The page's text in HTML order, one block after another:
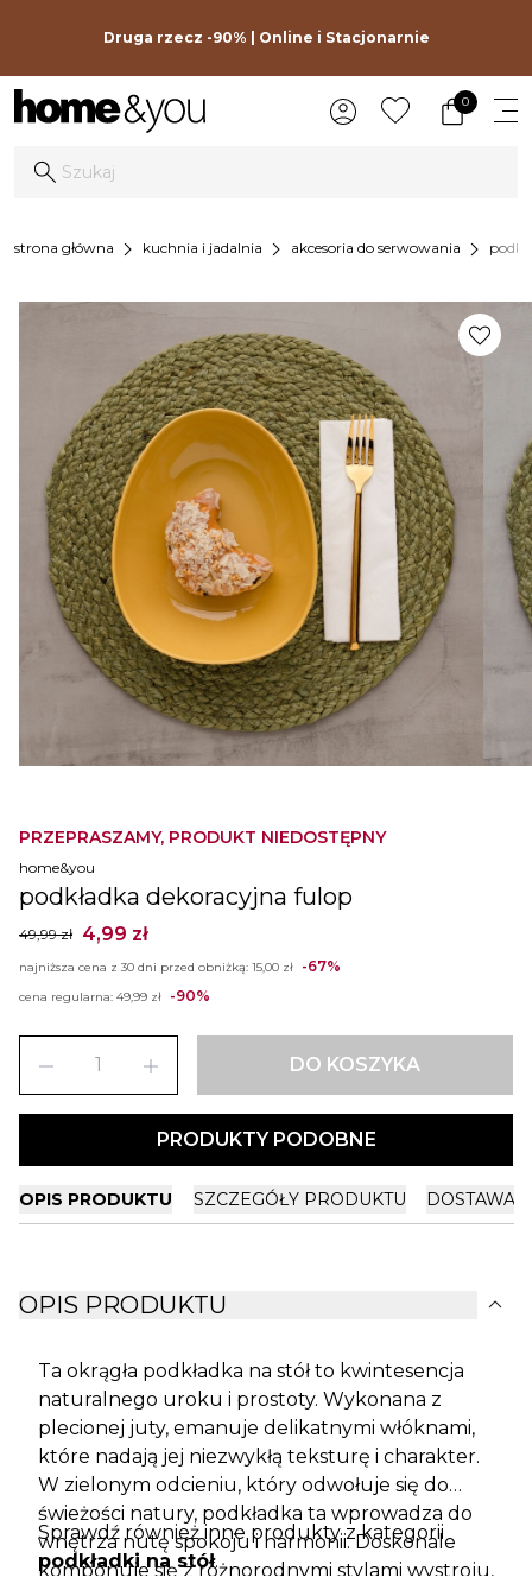
Druga rzecz -90% | Online i Stacjonarnie
0
strona główna chevron_right kuchnia i jadalnia chevron_right akcesoria do serwowania chevron_right
PRZEPRASZAMY, PRODUKT NIEDOSTĘPNY
home&you
podkładka dekoracyjna fulop
49,99 zł 4,99 zł
najniższa cena z 30 dni przed obniżką: 15,00 zł -67%
cena regularna: 49,99 zł -90%
remove add DO KOSZYKA
PRODUKTY PODOBNE
favorite
OPIS PRODUKTU SZCZEGÓŁY PRODUKTU DOSTAWA
OPIS PRODUKTU expand_more
Ta okrągła podkładka na stół to kwintesencja
naturalnego uroku i prostoty. Wykonana z
plecionej juty, emanuje delikatnymi włóknami,
które nadają jej niezwykłą teksturę i charakter.
W zielonym odcieniu, który odwołuje się do
świeżości natury, podkładka ta wprowadza do
wnętrza nutę spokoju i harmonii. Doskonale
komponuje się z różnorodnymi stylami wystroju,
Sprawdź również inne produkty z kategorii
podkładki na stół.